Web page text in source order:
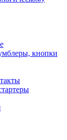
кнопки